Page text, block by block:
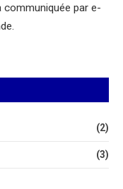
communiquée par e-
(2)
(3)